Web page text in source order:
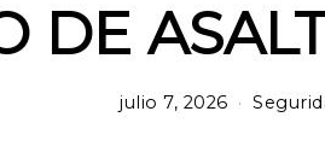
DE
julio 7, 2026